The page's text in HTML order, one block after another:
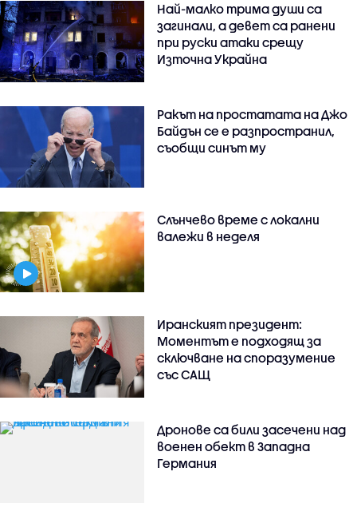
Най-малко трима души са
загинали, а девет са ранени
при руски атаки срещу
Източна Украйна
Ракът на простатата на Джо
Байдън се е разпространил,
съобщи синът му
Слънчево време с локални
валежи в неделя
Иранският президент:
Моментът е подходящ за
сключване на споразумение
със САЩ
Дронове са били засечени над
военен обект в Западна
Германия